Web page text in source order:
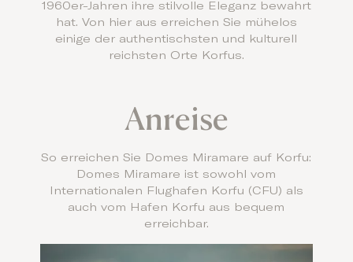
1960er-Jahren ihre stilvolle Eleganz bewahrt
hat. Von hier aus erreichen Sie mühelos
einige der authentischsten und kulturell
reichsten Orte Korfus.
Anreise
So erreichen Sie Domes Miramare auf Korfu:
Domes Miramare ist sowohl vom
Internationalen Flughafen Korfu (CFU) als
auch vom Hafen Korfu aus bequem
erreichbar.